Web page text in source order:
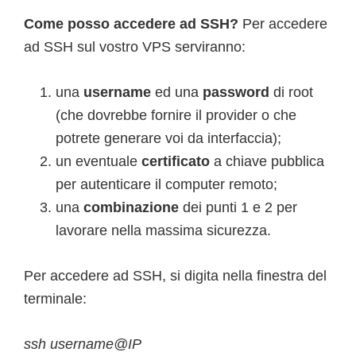
Come posso accedere ad SSH? Per accedere
ad SSH sul vostro VPS serviranno:
una username ed una password di root
(che dovrebbe fornire il provider o che
potrete generare voi da interfaccia);
un eventuale certificato a chiave pubblica
per autenticare il computer remoto;
una combinazione dei punti 1 e 2 per
lavorare nella massima sicurezza.
Per accedere ad SSH, si digita nella finestra del
terminale:
ssh username@IP